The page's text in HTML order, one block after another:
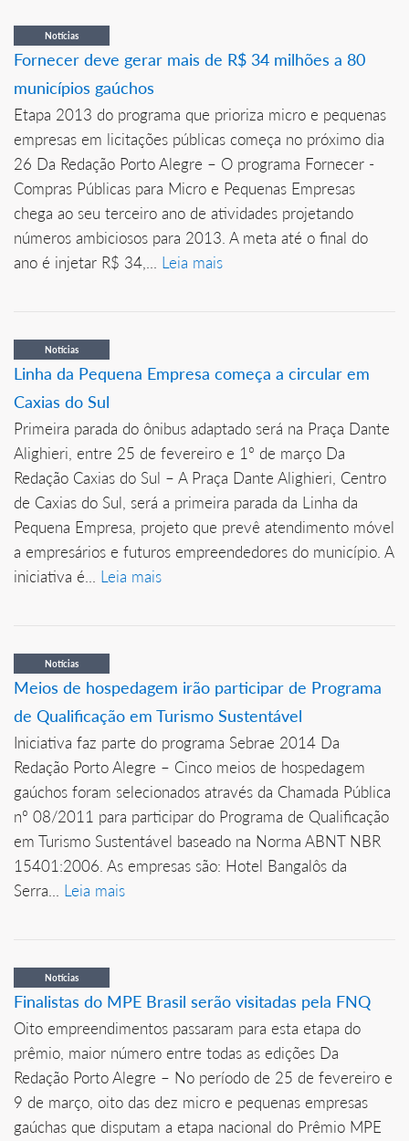
Notícias
Fornecer deve gerar mais de R$ 34 milhões a 80
municípios gaúchos
Etapa 2013 do programa que prioriza micro e pequenas
empresas em licitações públicas começa no próximo dia
26 Da Redação Porto Alegre – O programa Fornecer -
Compras Públicas para Micro e Pequenas Empresas
chega ao seu terceiro ano de atividades projetando
números ambiciosos para 2013. A meta até o final do
ano é injetar R$ 34,... Leia mais
Notícias
Linha da Pequena Empresa começa a circular em
Caxias do Sul
Primeira parada do ônibus adaptado será na Praça Dante
Alighieri, entre 25 de fevereiro e 1º de março Da
Redação Caxias do Sul – A Praça Dante Alighieri, Centro
de Caxias do Sul, será a primeira parada da Linha da
Pequena Empresa, projeto que prevê atendimento móvel
a empresários e futuros empreendedores do município. A
iniciativa é... Leia mais
Notícias
Meios de hospedagem irão participar de Programa
de Qualificação em Turismo Sustentável
Iniciativa faz parte do programa Sebrae 2014 Da
Redação Porto Alegre – Cinco meios de hospedagem
gaúchos foram selecionados através da Chamada Pública
nº 08/2011 para participar do Programa de Qualificação
em Turismo Sustentável baseado na Norma ABNT NBR
15401:2006. As empresas são: Hotel Bangalôs da
Serra... Leia mais
Notícias
Finalistas do MPE Brasil serão visitadas pela FNQ
Oito empreendimentos passaram para esta etapa do
prêmio, maior número entre todas as edições Da
Redação Porto Alegre – No período de 25 de fevereiro e
9 de março, oito das dez micro e pequenas empresas
gaúchas que disputam a etapa nacional do Prêmio MPE